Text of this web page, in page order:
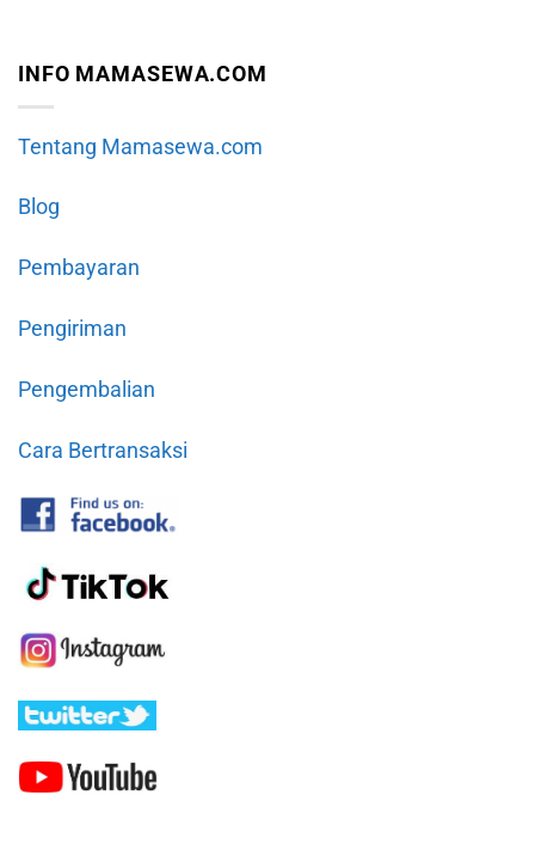
INFO MAMASEWA.COM
Tentang Mamasewa.com
Blog
Pembayaran
Pengiriman
Pengembalian
Cara Bertransaksi